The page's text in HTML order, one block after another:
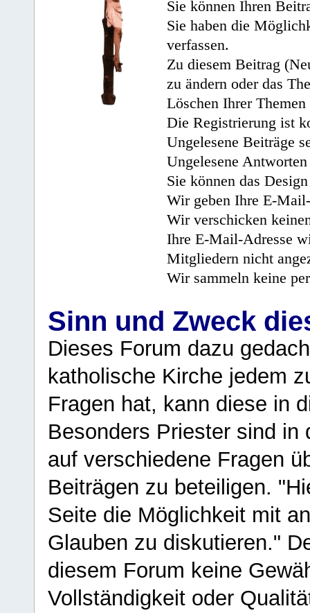
Sie können Ihren
Sie haben die
verfassen.
Zu diesem Beitrag
zu ändern oder das
Löschen Ihrer
Die Registrierung ist
Ungelesene Beiträge
Ungelesene
Sie können das
Wir geben Ihre E-
Wir verschicken
Ihre E-Mail-Adresse
Mitgliedern nicht
Wir sammeln keine
Sinn und Zweck
Dieses Forum dazu
katholische Kirche jedem
Fragen hat, kann diese in
Besonders Priester sind in
auf verschiedene Fragen
Beiträgen zu beteiligen.
Seite die Möglichkeit mit
Glauben zu diskutieren."
diesem Forum keine
Vollständigkeit oder